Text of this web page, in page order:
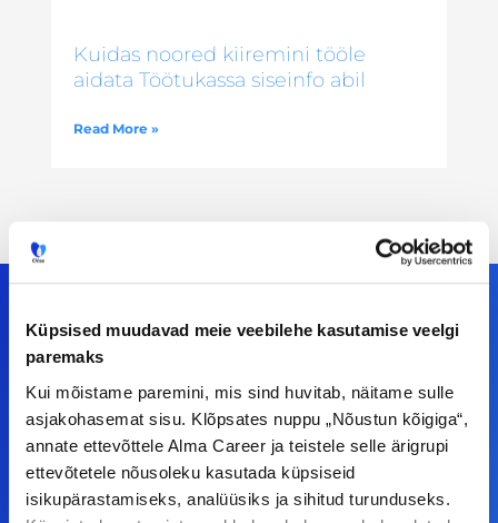
Küpsised muudavad meie veebilehe kasutamise veelgi
paremaks
Kui mõistame paremini, mis sind huvitab, näitame sulle
asjakohasemat sisu. Klõpsates nuppu „Nõustun kõigiga“,
annate ettevõttele Alma Career ja teistele selle ärigrupi
ettevõtetele nõusoleku kasutada küpsiseid
isikupärastamiseks, analüüsiks ja sihitud turunduseks.
Kuidas noored kiiremini tööle
aidata Töötukassa siseinfo abil
Read More »
Tööelublogi.ee lehelt leiad kõik vajaliku, et olla
kursis tööturu uudistega. Kui sul on
ettepanekuid erinevate teemade osas või soovid
teha koostööd, siis võta meiega julgelt ühendust.